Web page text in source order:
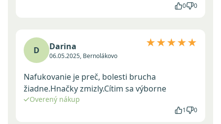
0 0
D Darina
06.05.2025, Bernolákovo
★★★★★
Nafukovanie je preč, bolesti brucha
žiadne.Hnačky zmizly.Cítim sa výborne
Overený nákup
1 0